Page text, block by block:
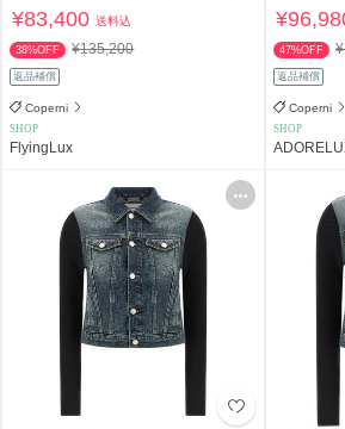
¥83,400送料込
38%OFF ¥135,200
返品補償
Coperni
SHOP
FlyingLux
47%OFF
返品補償
Coperni
SHOP